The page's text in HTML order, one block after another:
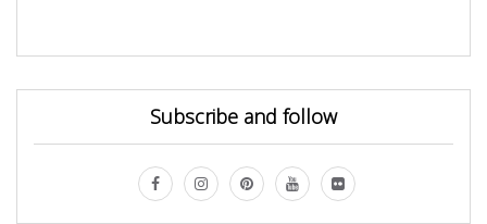
Subscribe and follow